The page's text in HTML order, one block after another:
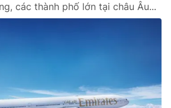
các thành phố lớn tại châu Âu...